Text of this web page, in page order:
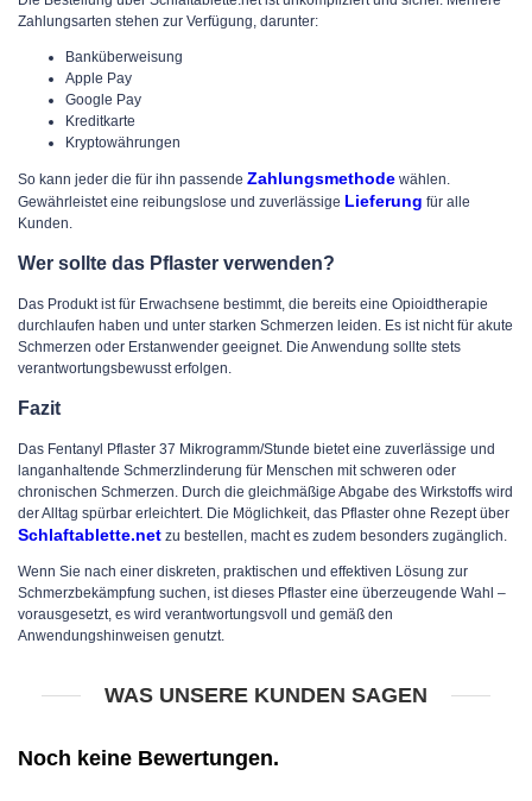
Zahlungsarten stehen zur Verfügung, darunter:
Banküberweisung
Apple Pay
Google Pay
Kreditkarte
Kryptowährungen
So kann jeder die für ihn passende Zahlungsmethode wählen.
Gewährleistet eine reibungslose und zuverlässige Lieferung für alle
Kunden.
Wer sollte das Pflaster verwenden?
Das Produkt ist für Erwachsene bestimmt, die bereits eine Opioidtherapie
durchlaufen haben und unter starken Schmerzen leiden. Es ist nicht für akute
Schmerzen oder Erstanwender geeignet. Die Anwendung sollte stets
verantwortungsbewusst erfolgen.
Fazit
Das Fentanyl Pflaster 37 Mikrogramm/Stunde bietet eine zuverlässige und
langanhaltende Schmerzlinderung für Menschen mit schweren oder
chronischen Schmerzen. Durch die gleichmäßige Abgabe des Wirkstoffs wird
der Alltag spürbar erleichtert. Die Möglichkeit, das Pflaster ohne Rezeptüber
Schlaftablette.net zu bestellen, macht es zudem besonders zugänglich.
Wenn Sie nach einer diskreten, praktischen und effektiven Lösung zur
Schmerzbekämpfung suchen, ist dieses Pflaster eine überzeugende Wahl –
vorausgesetzt, es wird verantwortungsvoll und gemäß den
Anwendungshinweisen genutzt.
WAS UNSERE KUNDEN SAGEN
Noch keine Bewertungen.